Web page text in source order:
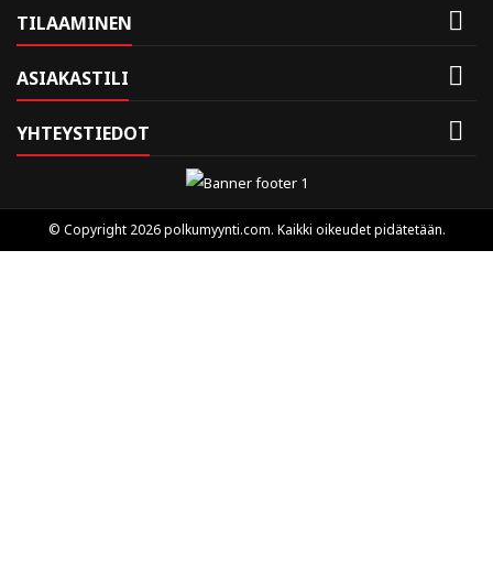
TILAAMINEN 
ASIAKASTILI 
YHTEYSTIEDOT 
© Copyright 2026 polkumyynti.com. Kaikki oikeudet pidätetään.